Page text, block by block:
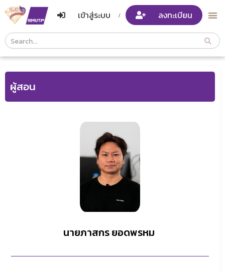
Course
Search
Header
เข้าสู่ระบบ / ลงทะเบียน
ผู้สอน
นายภาสกร ยอดพรหม